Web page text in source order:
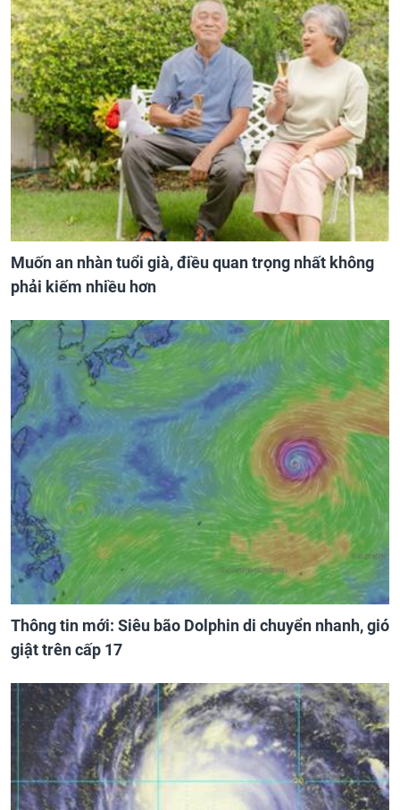
Muốn an nhàn tuổi già, điều quan trọng nhất không
phải kiếm nhiều hơn
Thông tin mới: Siêu bão Dolphin di chuyển nhanh, gió
giật trên cấp 17